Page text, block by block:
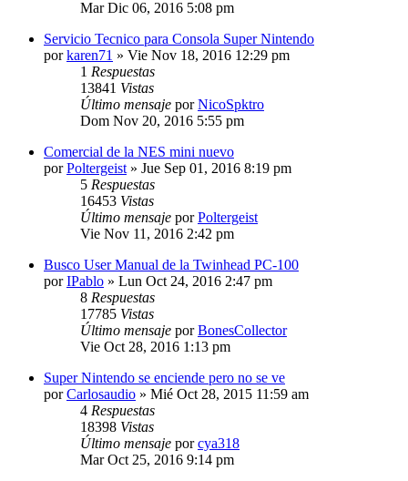
Mar Dic 06, 2016 5:08 pm
Servicio Tecnico para Consola Super Nintendo
porkaren71 » Vie Nov 18, 2016 12:29 pm
1 Respuestas
13841 Vistas
Último mensaje porNicoSpktro
Dom Nov 20, 2016 5:55 pm
Comercial de la NES mini nuevo
porPoltergeist » Jue Sep 01, 2016 8:19 pm
5 Respuestas
16453 Vistas
Último mensaje porPoltergeist
Vie Nov 11, 2016 2:42 pm
Busco User Manual de la Twinhead PC-100
porIPablo » Lun Oct 24, 2016 2:47 pm
8 Respuestas
17785 Vistas
Último mensaje porBonesCollector
Vie Oct 28, 2016 1:13 pm
Super Nintendo se enciende pero no se ve
porCarlosaudio » Mié Oct 28, 2015 11:59 am
4 Respuestas
18398 Vistas
Último mensaje porcya318
Mar Oct 25, 2016 9:14 pm